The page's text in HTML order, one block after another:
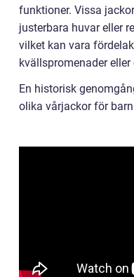
funktioner. Vissa
justerbara huvar eller
vilket kan vara
kvällspromenader eller
En historisk
olika vårjackor för barn